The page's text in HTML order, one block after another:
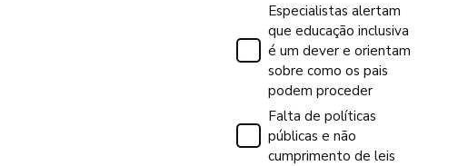
Especialistas alertam
que educação inclusiva
é um dever e orientam
sobre como os pais
podem proceder
Falta de políticas
públicas e não
cumprimento de leis